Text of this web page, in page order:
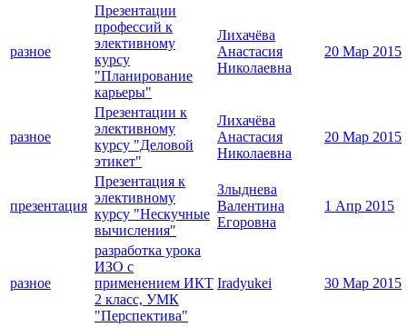
разное
Презентации
профессий к
элективному
курсу
"Планирование
карьеры"
Лихачёва
Анастасия
Николаевна
20 Мар 2015
разное
Презентации к
элективному
курсу "Деловой
этикет"
Лихачёва
Анастасия
Николаевна
20 Мар 2015
презентация
Презентация к
элективному
курсу "Нескучные
вычисления"
Злыднева
Валентина
Егоровна
1 Апр 2015
разное
разработка урока
ИЗО с
применением ИКТ
2 класс, УМК
"Перспектива"
Iradyukei 30 Мар 2015